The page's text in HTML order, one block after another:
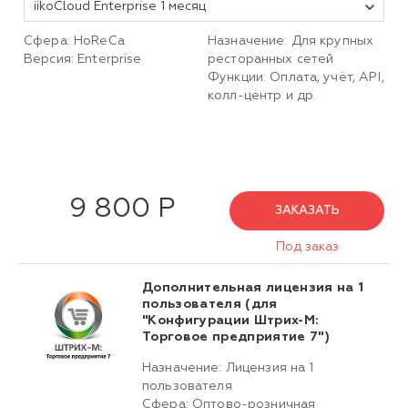
iikoCloud Enterprise 1 месяц
Сфера: HoReCa
Версия: Enterprise
Назначение: Для крупных
ресторанных сетей
Функции: Оплата, учёт, API,
колл-центр и др.
9 800 Р ЗАКАЗАТЬ
Под заказ
Дополнительная лицензия на 1
пользователя (для
"Конфигурации Штрих-М:
Торговое предприятие 7")
Назначение: Лицензия на 1
пользователя
Сфера: Оптово-розничная